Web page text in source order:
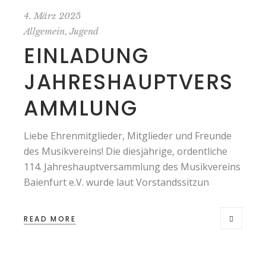
4. März 2025
Allgemein,Jugend
EINLADUNG
JAHRESHAUPTVERS
AMMLUNG
Liebe Ehrenmitglieder, Mitglieder und Freunde
des Musikvereins! Die diesjährige, ordentliche
114. Jahreshauptversammlung des Musikvereins
Baienfurt e.V. wurde laut Vorstandssitzun
READ MORE